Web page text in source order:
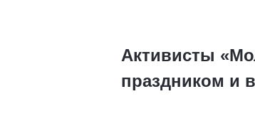
Активисты
праздником и